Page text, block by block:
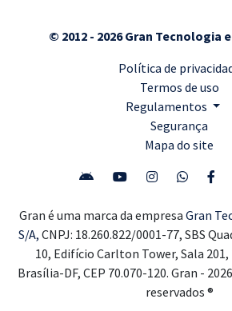
© 2012 - 2026 Gran Tecnologia
Política de
Termos de uso
Regulamentos
Segurança
Mapa do site
Gran é uma marca da empresa Gran
S/A, CNPJ: 18.260.822/0001-77, SBS
10, Edifício Carlton Tower, Sala 201,
Brasília-DF, CEP 70.070-120. Gran -
reservados ®